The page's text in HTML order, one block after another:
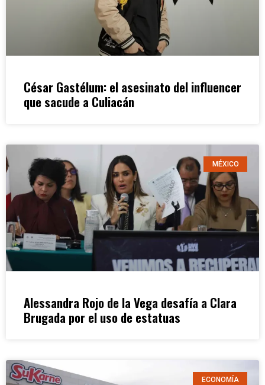
César Gastélum: el asesinato del influencer
que sacude a Culiacán
MÉXICO
Alessandra Rojo de la Vega desafía a Clara
Brugada por el uso de estatuas
ECONOMÍA